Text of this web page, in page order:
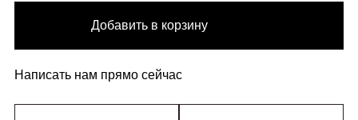
Добавить в корзину
Написать нам прямо сейчас